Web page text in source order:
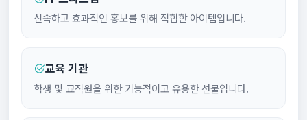
신속하고 효과적인 홍보를 위해 적합한 아이템입니다.
교육 기관
학생 및 교직원을 위한 기능적이고 유용한 선물입니다.